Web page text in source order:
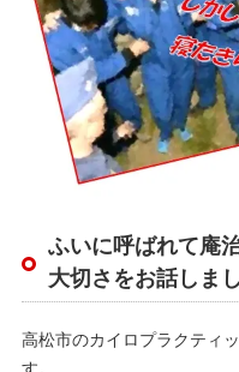
ふいに呼ばれて庵
大切さをお話しま
高松市のカイロプラクティ